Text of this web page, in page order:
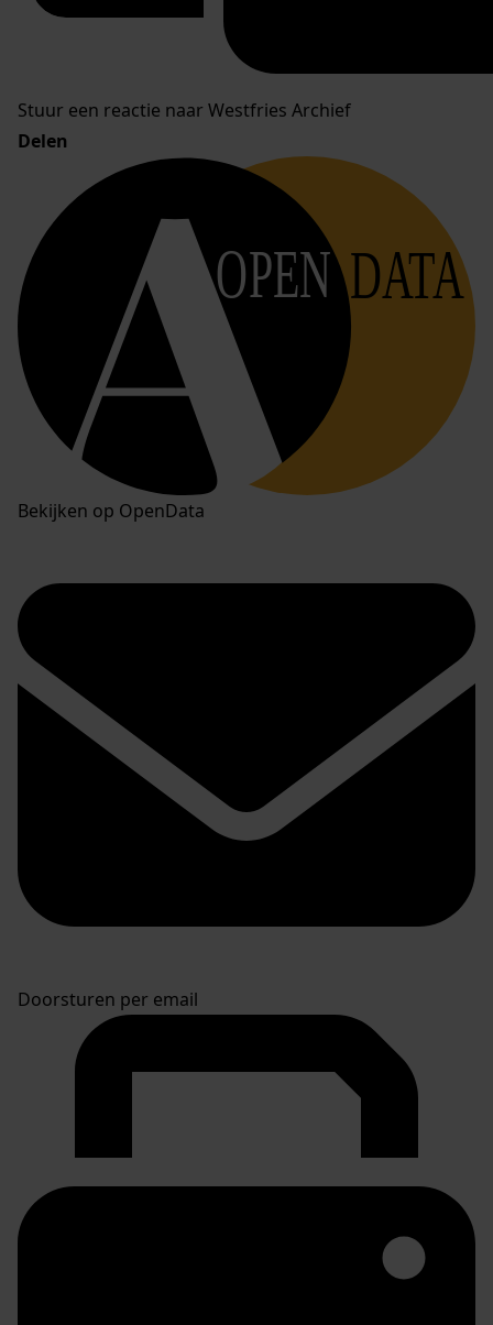
Stuur een reactie naar Westfries Archief
Delen
OPEN DATA
Bekijken op OpenData
Doorsturen per email